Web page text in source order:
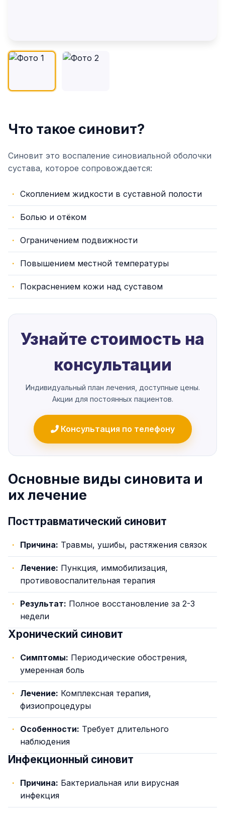
Что такое синовит?
Синовит это воспаление синовиальной оболочки
сустава, которое сопровождается:
Скоплением жидкости в суставной полости
Болью и отёком
Ограничением подвижности
Повышением местной температуры
Покраснением кожи над суставом
Узнайте стоимость на
консультации
Индивидуальный план лечения, доступные цены.
Акции для постоянных пациентов.
Консультация по телефону
Основные виды синовита и
их лечение
Посттравматический синовит
Причина: Травмы, ушибы, растяжения связок
Лечение: Пункция, иммобилизация,
противовоспалительная терапия
Результат: Полное восстановление за 2-3
недели
Хронический синовит
Симптомы: Периодические обострения,
умеренная боль
Лечение: Комплексная терапия,
физиопроцедуры
Особенности: Требует длительного
наблюдения
Инфекционный синовит
Причина: Бактериальная или вирусная
инфекция